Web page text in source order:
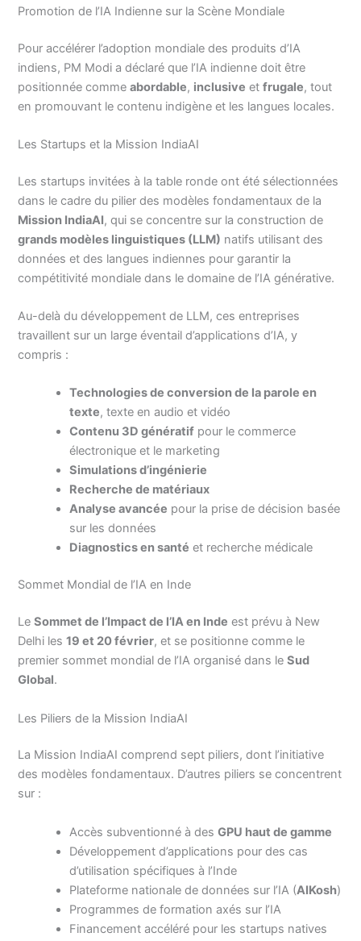
Promotion de l’IA Indienne sur la Scène Mondiale
Pour accélérer l’adoption mondiale des produits d’IA
indiens, PM Modi a déclaré que l’IA indienne doit être
positionnée commeabordable, inclusive etfrugale, tout
en promouvant le contenu indigène et les langues locales.
Les Startups et la Mission IndiaAI
Les startups invitées à la table ronde ont été sélectionnées
dans le cadre du pilier des modèles fondamentaux de la
Mission IndiaAI, qui se concentre sur la construction de
grands modèles linguistiques (LLM) natifs utilisant des
données et des langues indiennes pour garantir la
compétitivité mondiale dans le domaine de l’IA générative.
Au-delà du développement de LLM, ces entreprises
travaillent sur un large éventail d’applications d’IA, y
compris :
Technologies de conversion de la parole en
texte, texte en audio et vidéo
Contenu 3D génératif pour le commerce
électronique et le marketing
Simulations d’ingénierie
Recherche de matériaux
Analyse avancée pour la prise de décision basée
sur les données
Diagnostics en santé et recherche médicale
Sommet Mondial de l’IA en Inde
LeSommet de l’Impact de l’IA en Inde est prévu à New
Delhi les19 et 20 février, et se positionne comme le
premier sommet mondial de l’IA organisé dans leSud
Global.
Les Piliers de la Mission IndiaAI
La Mission IndiaAI comprend sept piliers, dont l’initiative
des modèles fondamentaux. D’autres piliers se concentrent
sur :
Accès subventionné à desGPU haut de gamme
Développement d’applications pour des cas
d’utilisation spécifiques à l’Inde
Plateforme nationale de données sur l’IA (AIKosh)
Programmes de formation axés sur l’IA
Financement accéléré pour les startups natives